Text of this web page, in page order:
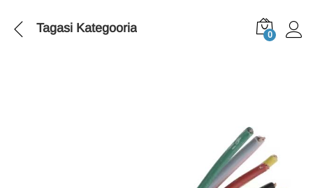
Tagasi Kategooria 0